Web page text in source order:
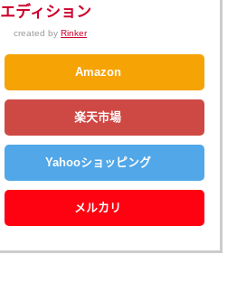
エディション
created by Rinker
Amazon
楽天市場
Yahooショッピング
メルカリ